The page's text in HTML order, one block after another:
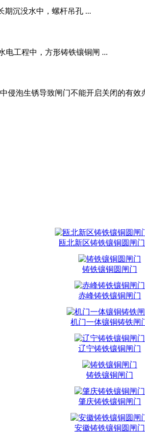
沉没水中，螺杆吊孔 ...
工程中，方形铸铁镶铜闸 ...
侵泡生锈导致闸门不能开启关闭的有效
瓯北新区铸铁镶铜圆闸
铸铁镶铜圆闸门
赤峰铸铁镶铜闸门
机门一体镶铜铸铁闸
辽宁铸铁镶铜闸门
铸铁镶铜闸门
肇庆铸铁镶铜闸门
安徽铸铁镶铜圆闸门